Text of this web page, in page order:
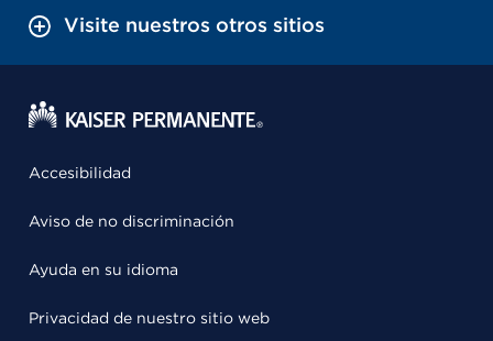
Visite nuestros otros sitios
Accesibilidad
Aviso de no discriminación
Ayuda en su idioma
Privacidad de nuestro sitio web